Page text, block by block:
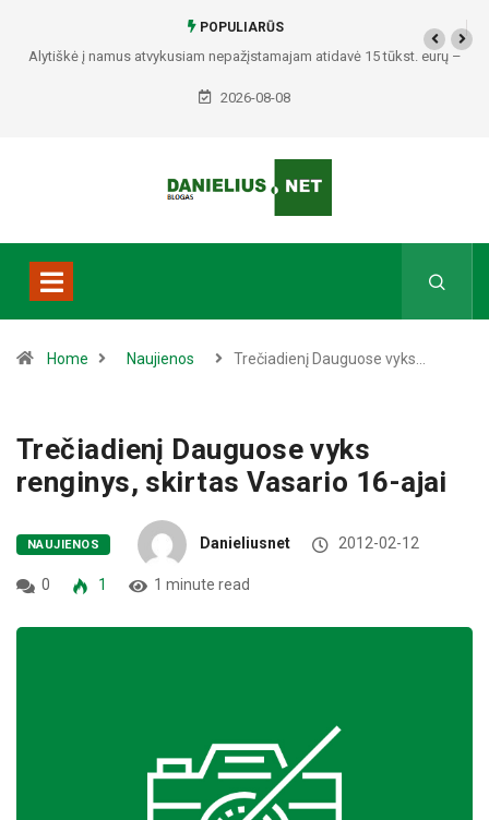
POPULIARŪS
Alytiškė į namus atvykusiam nepažįstamajam atidavė 15 tūkst. eurų –
policija pradėjo tyrimą
2026-08-08
Home Naujienos Trečiadienį Dauguose vyks…
Trečiadienį Dauguose vyks
renginys, skirtas Vasario 16-ajai
NAUJIENOS Danieliusnet 2012-02-12
0 1 1 minute read